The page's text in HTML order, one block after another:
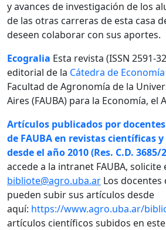
y avances de investigación de los
de las otras carreras de esta casa
deseen colaborar con sus aportes.
Ecogralia Esta revista (ISSN 2591-
editorial de la Cátedra de
Facultad de Agronomía de la
Aires (FAUBA) para la Economía, el
Artículos publicados por
de FAUBA en revistas científicas
desde el año 2010 (Res. C.D. 3685/
accede a la intranet FAUBA, solicite
bibliote@agro.uba.ar Los docentes
pueden subir sus artículos desde
aquí: https://www.agro.uba.ar/
artículos científicos subidos en